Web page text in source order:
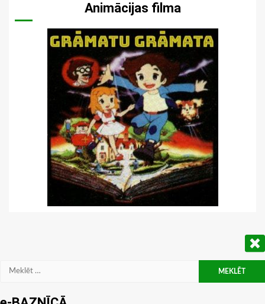
Animācijas filma
Meklēt: